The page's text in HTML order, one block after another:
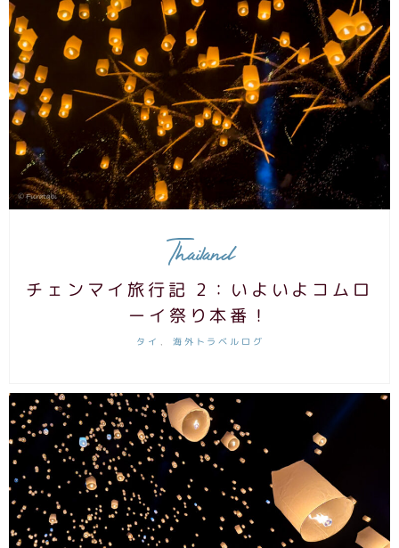
Thailand
チェンマイ旅行記 2：いよいよコムロ
ーイ祭り本番！
タイ , 海外トラベルログ